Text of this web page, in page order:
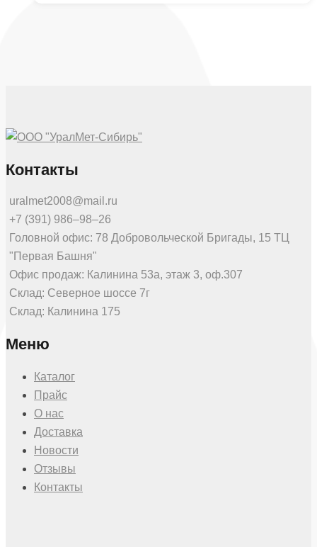
Контакты
uralmet2008@mail.ru
+7 (391) 986‒98‒26
Головной офис: 78 Добровольческой Бригады, 15 ТЦ
"Первая Башня"
Офис продаж: Калинина 53а, этаж 3, оф.307
Склад: Северное шоссе 7г
Склад: Калинина 175
Меню
Каталог
Прайс
О нас
Доставка
Новости
Отзывы
Контакты